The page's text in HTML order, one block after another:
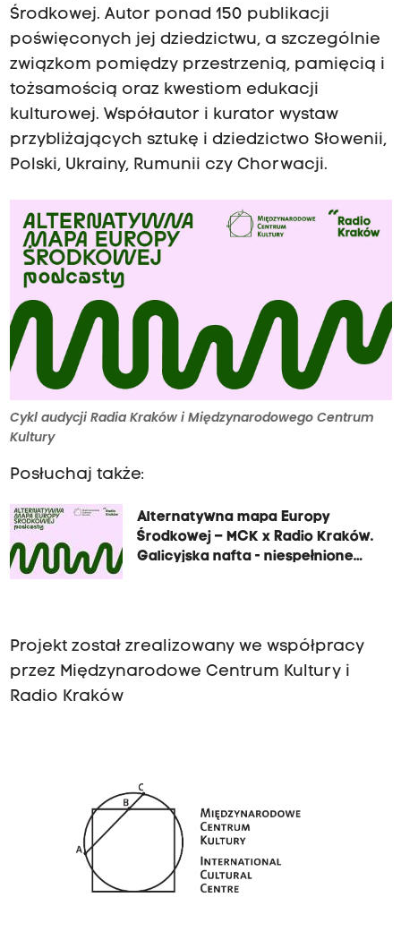
Środkowej. Autor ponad 150 publikacji
poświęconych jej dziedzictwu, a szczególnie
związkom pomiędzy przestrzenią, pamięcią i
tożsamością oraz kwestiom edukacji
kulturowej. Współautor i kurator wystaw
przybliżających sztukę i dziedzictwo Słowenii,
Polski, Ukrainy, Rumunii czy Chorwacji.
Cykl audycji Radia Kraków i Międzynarodowego Centrum
Kultury
Posłuchaj także:
Alternatywna mapa Europy
Środkowej – MCK x Radio Kraków.
Galicyjska nafta - niespełnione
Projekt został zrealizowany we współpracy
przez Międzynarodowe Centrum Kultury i
Radio Kraków